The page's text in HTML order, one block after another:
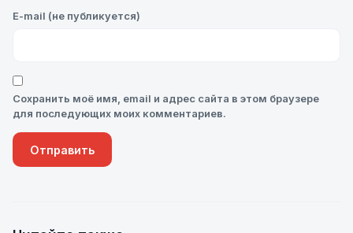
E-mail (не публикуется)
Сохранить моё имя, email и адрес сайта в этом браузере
для последующих моих комментариев.